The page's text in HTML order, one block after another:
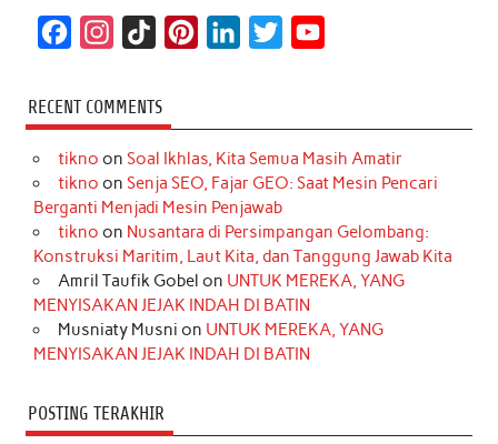
c
e
b
o
k
s
t
a
r
a
m
k
T
o
k
t
e
e
s
t
k
e
d
I
n
t
t
r
T
u
e
RECENT COMMENTS
tikno on Soal Ikhlas, Kita Semua Masih Amatir
tikno on Senja SEO, Fajar GEO: Saat Mesin Pencari
Berganti Menjadi Mesin Penjawab
tikno on Nusantara di Persimpangan Gelombang:
Konstruksi Maritim, Laut Kita, dan Tanggung Jawab Kita
Amril Taufik Gobel on UNTUK MEREKA, YANG
MENYISAKAN JEJAK INDAH DI BATIN
Musniaty Musni on UNTUK MEREKA, YANG
MENYISAKAN JEJAK INDAH DI BATIN
POSTING TERAKHIR